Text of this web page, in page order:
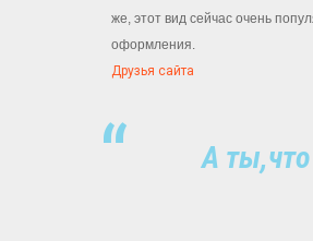
же, этот вид сейчас очень
оформления.
Друзья сайта
А